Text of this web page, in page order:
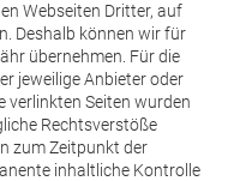
Webseiten Dritter, auf
Deshalb können wir für
übernehmen. Für die
jeweilige Anbieter oder
verlinkten Seiten wurden
Rechtsverstöße
zum Zeitpunkt der
inhaltliche Kontrolle